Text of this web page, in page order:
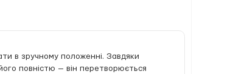
в зручному положенні. Завдяки
повністю — він перетворюється